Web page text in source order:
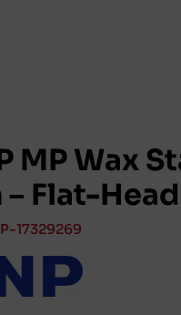
MP Wax
– Flat-Head
17329269